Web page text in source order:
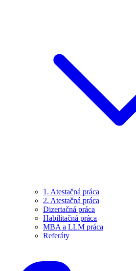
1. Atestačná práca
2. Atestačná práca
Dizertačná práca
Habilitačná práca
MBA a LLM práca
Referáty